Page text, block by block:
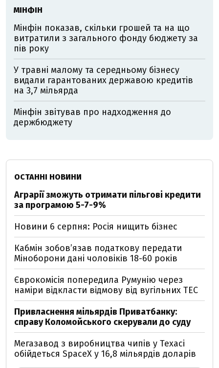
МІНФІН
Мінфін показав, скільки грошей та на що
витратили з загального фонду бюджету за
пів року
У травні малому та середньому бізнесу
видали гарантованих державою кредитів
на 3,7 мільярда
Мінфін звітував про надходження до
держбюджету
ОСТАННІ НОВИНИ
Аграрії зможуть отримати пільгові кредити
за програмою 5-7-9%
Новини 6 серпня: Росія нищить бізнес
Кабмін зобовʼязав податкову передати
Міноборони дані чоловіків 18-60 років
Єврокомісія попередила Румунію через
наміри відкласти відмову від вугільних ТЕС
Привласнення мільярдів Приватбанку:
справу Коломойського скерували до суду
Мегазавод з виробництва чипів у Техасі
обійдеться SpaceX у 16,8 мільярдів доларів